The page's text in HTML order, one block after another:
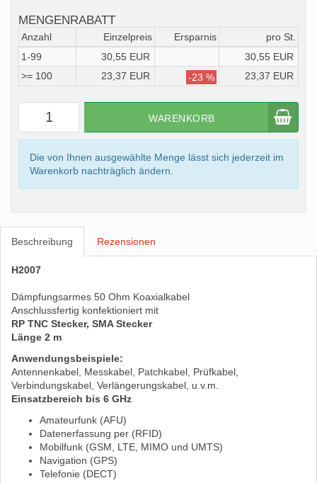
MENGENRABATT
Anzahl Einzelpreis Ersparnis
pro St.
1-99
30,55 EUR
30,55 EUR
>= 100
23,37 EUR -23 % 23,37 EUR
WARENKORB
Die von Ihnen ausgewählte Menge lässt sich jederzeit im
Warenkorb nachträglich ändern.
Beschreibung Rezensionen
H2007
Dämpfungsarmes 50 Ohm Koaxialkabel
Anschlussfertig konfektioniert mit
RP TNC Stecker, SMA Stecker
Länge 2 m
Anwendungsbeispiele:
Antennenkabel, Messkabel, Patchkabel, Prüfkabel,
Verbindungskabel, Verlängerungskabel, u.v.m.
Einsatzbereich bis 6 GHz
Amateurfunk (AFU)
Datenerfassung per (RFID)
Mobilfunk (GSM, LTE, MIMO und UMTS)
Navigation (GPS)
Telefonie (DECT)